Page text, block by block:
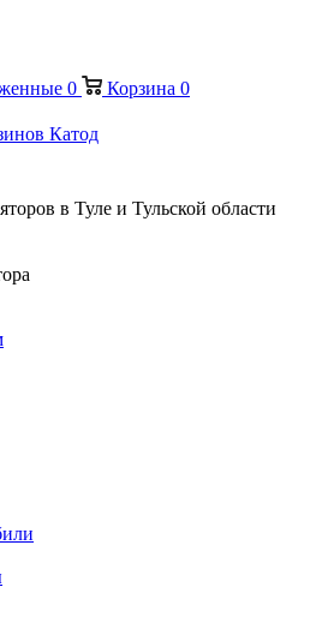
0 Корзина 0
Катод
в Туле и Тульской области